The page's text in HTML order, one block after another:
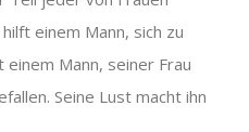
einem Mann, sich zu
Mann, seiner Frau
Seine Lust macht ihn